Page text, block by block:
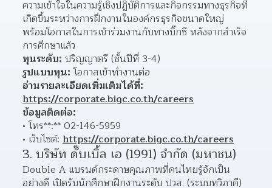
ความเข้าใจในความรู้เชิงปฏิบัติการและกิจกรรมทางธุรกิจที่
เกิดขึ้นระหว่างการฝึกงานในองค์กรธุรกิจขนาดใหญ่
พร้อมโอกาสในการเข้าร่วมงานกับทางบิ๊กซี หลังจากสำเร็จ
การศึกษาแล้ว
ทุนระดับ: ปริญญาตรี (ชั้นปีที่ 3-4)
รูปแบบทุน: โอกาสเข้าทำงานต่อ
อ่านรายละเอียดเพิ่มเติมได้ที่:
https://corporate.bigc.co.th/careers
ข้อมูลติดต่อ:
โทร**:** 02-146-5959
เว็บไซต์: https://corporate.bigc.co.th/careers
3. บริษัท ดั๊บเบิ้ล เอ (1991) จำกัด (มหาชน)
Double A แบรนด์กระดาษคุณภาพที่คนไทยรู้จักเป็น
อย่างดี เปิดรับนักศึกษาฝึกงานระดับ ปวส. (ระบบทวิภาคี)